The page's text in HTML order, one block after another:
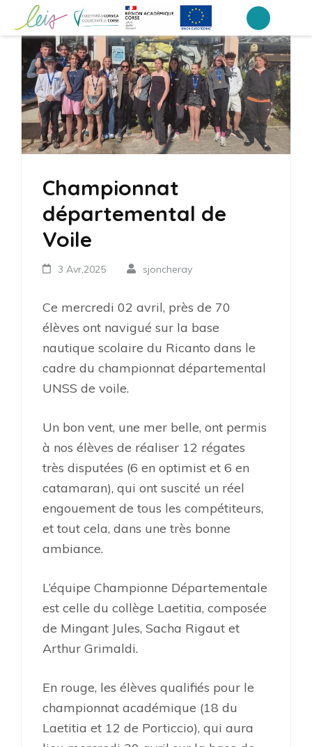
contenu
(Pressez
Entrée)
Collège Laetitia Bonaparte – Ajaccio
Championnat
départemental de
Voile
3 Avr,2025 sjoncheray
Ce mercredi 02 avril, près de 70
élèves ont navigué sur la base
nautique scolaire du Ricanto dans le
cadre du championnat départemental
UNSS de voile.
Un bon vent, une mer belle, ont permis
à nos élèves de réaliser 12 régates
très disputées (6 en optimist et 6 en
catamaran), qui ont suscité un réel
engouement de tous les compétiteurs,
et tout cela, dans une très bonne
ambiance.
L’équipe Championne Départementale
est celle du collège Laetitia, composée
de Mingant Jules, Sacha Rigaut et
Arthur Grimaldi.
En rouge, les élèves qualifiés pour le
championnat académique (18 du
Laetitia et 12 de Porticcio), qui aura